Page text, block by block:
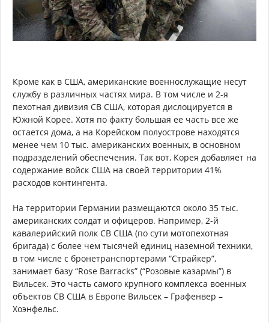
Кроме как в США, американские военнослужащие несут
службу в различных частях мира. В том числе и 2-я
пехотная дивизия СВ США, которая дислоцируется в
Южной Корее. Хотя по факту большая ее часть все же
остается дома, а на Корейском полуострове находятся
менее чем 10 тыс. американских военных, в основном
подразделений обеспечения. Так вот, Корея добавляет на
содержание войск США на своей территории 41%
расходов контингента.
На территории Германии размещаются около 35 тыс.
американских солдат и офицеров. Например, 2-й
кавалерийский полк СВ США (по сути мотопехотная
бригада) с более чем тысячей единиц наземной техники,
в том числе с бронетранспортерами “Страйкер”,
занимает базу “Rose Barracks” (“Розовые казармы”) в
Вильсек. Это часть самого крупного комплекса военных
объектов СВ США в Европе Вильсек – Графенвер –
Хоэнфельс.